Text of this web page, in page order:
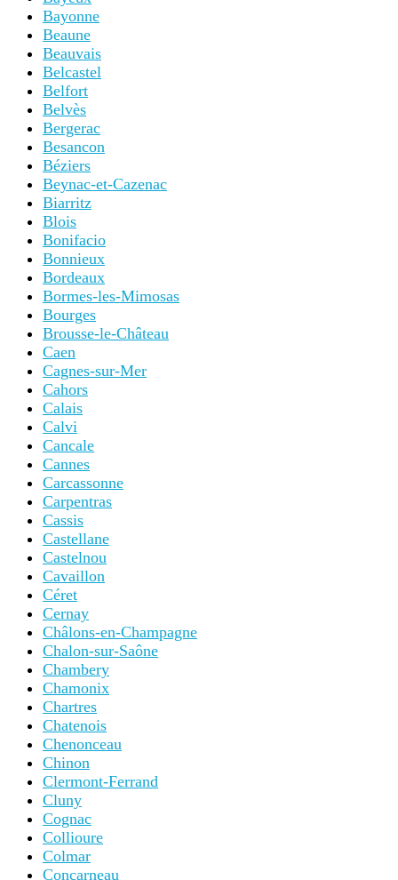
Bayonne
Beaune
Beauvais
Belcastel
Belfort
Belvès
Bergerac
Besancon
Béziers
Beynac-et-Cazenac
Biarritz
Blois
Bonifacio
Bonnieux
Bordeaux
Bormes-les-Mimosas
Bourges
Brousse-le-Château
Caen
Cagnes-sur-Mer
Cahors
Calais
Calvi
Cancale
Cannes
Carcassonne
Carpentras
Cassis
Castellane
Castelnou
Cavaillon
Céret
Cernay
Châlons-en-Champagne
Chalon-sur-Saône
Chambery
Chamonix
Chartres
Chatenois
Chenonceau
Chinon
Clermont-Ferrand
Cluny
Cognac
Collioure
Colmar
Concarneau